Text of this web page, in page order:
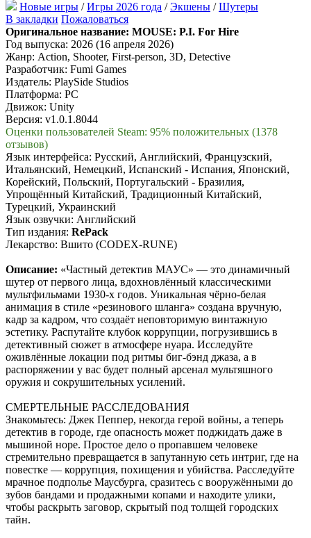
Новые игры /Игры 2026 года /Экшены /Шутеры
В закладки Пожаловаться
Оригинальное название: MOUSE: P.I. For Hire
Год выпуска: 2026 (16 апреля 2026)
Жанр: Action, Shooter, First-person, 3D, Detective
Разработчик: Fumi Games
Издатель: PlaySide Studios
Платформа: PC
Движок: Unity
Версия: v1.0.1.8044
Оценки пользователей Steam: 95% положительных (1378
отзывов)
Язык интерфейса: Русский, Английский, Французский,
Итальянский, Немецкий, Испанский - Испания, Японский,
Корейский, Польский, Португальский - Бразилия,
Упрощённый Китайский, Традиционный Китайский,
Турецкий, Украинский
Язык озвучки: Английский
Тип издания: RePack
Лекарство: Вшито (CODEX-RUNE)
Описание: «Частный детектив МАУС» — это динамичный
шутер от первого лица, вдохновлённый классическими
мультфильмами 1930-х годов. Уникальная чёрно-белая
анимация в стиле «резинового шланга» создана вручную,
кадр за кадром, что создаёт неповторимую винтажную
эстетику. Распутайте клубок коррупции, погрузившись в
детективный сюжет в атмосфере нуара. Исследуйте
оживлённые локации под ритмы биг-бэнд джаза, а в
распоряжении у вас будет полный арсенал мультяшного
оружия и сокрушительных усилений.
СМЕРТЕЛЬНЫЕ РАССЛЕДОВАНИЯ
Знакомьтесь: Джек Пеппер, некогда герой войны, а теперь
детектив в городе, где опасность может поджидать даже в
мышиной норе. Простое дело о пропавшем человеке
стремительно превращается в запутанную сеть интриг, где на
повестке — коррупция, похищения и убийства. Расследуйте
мрачное подполье Маусбурга, сразитесь с вооружёнными до
зубов бандами и продажными копами и находите улики,
чтобы раскрыть заговор, скрытый под толщей городских
тайн.